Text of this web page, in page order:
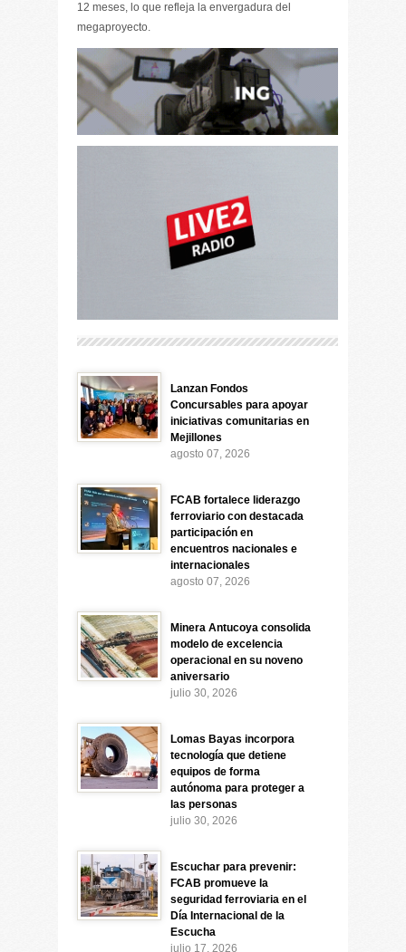
12 meses, lo que refleja la envergadura del
megaproyecto.
Lanzan Fondos
Concursables para apoyar
iniciativas comunitarias en
Mejillones
agosto 07, 2026
FCAB fortalece liderazgo
ferroviario con destacada
participación en
encuentros nacionales e
internacionales
agosto 07, 2026
Minera Antucoya consolida
modelo de excelencia
operacional en su noveno
aniversario
julio 30, 2026
Lomas Bayas incorpora
tecnología que detiene
equipos de forma
autónoma para proteger a
las personas
julio 30, 2026
Escuchar para prevenir:
FCAB promueve la
seguridad ferroviaria en el
Día Internacional de la
Escucha
julio 17, 2026